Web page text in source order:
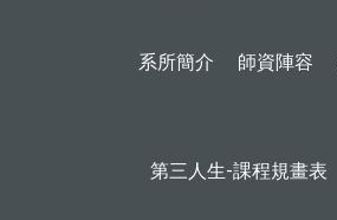
系所簡介 師資陣容
第三人生-課程規畫表